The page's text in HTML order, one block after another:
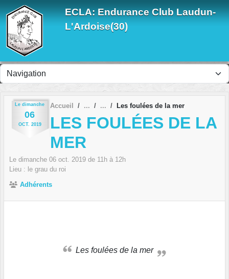
ECLA: Endurance Club Laudun-
L'Ardoise(30)
Le dimanche
06
OCT. 2019
Accueil Les foulées de la mer
LES FOULÉES DE LA
MER
Le dimanche 06 oct. 2019 de 11h à 12h
Lieu : le grau du roi
Adhérents
Les foulées de la mer
Panneau de gestion des cookies